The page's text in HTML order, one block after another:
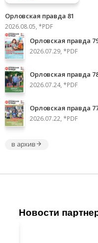
Орловская правда 81
2026.08.05, *PDF
Орловская правда
2026.07.29, *PDF
Орловская правда
2026.07.24, *PDF
Орловская правда
2026.07.22, *PDF
в архив
Новости